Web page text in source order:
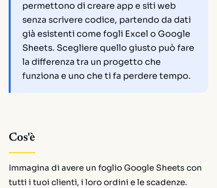
permettono di creare app e siti web
senza scrivere codice, partendo da dati
già esistenti come fogli Excel o Google
Sheets. Scegliere quello giusto può fare
la differenza tra un progetto che
funziona e uno che ti fa perdere tempo.
Cos'è
Immagina di avere un foglio Google Sheets con
tutti i tuoi clienti, i loro ordini e le scadenze.